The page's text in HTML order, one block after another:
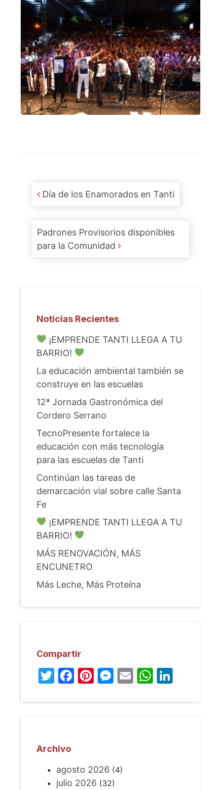
Post navigation
Día de los Enamorados en Tanti
Padrones Provisorios disponibles
para la Comunidad
Noticias Recientes
¡EMPRENDE TANTI LLEGA A TU
BARRIO!
La educación ambiental también se
construye en las escuelas
12ª Jornada Gastronómica del
Cordero Serrano
TecnoPresente fortalece la
educación con más tecnología
para las escuelas de Tanti
Continúan las tareas de
demarcación vial sobre calle Santa
Fe
¡EMPRENDE TANTI LLEGA A TU
BARRIO!
MÁS RENOVACIÓN, MÁS
ENCUNETRO
Más Leche, Más Proteína
Compartir
Twitter
Facebook
Pinterest
Messenger
Email
Archivo
agosto 2026 (4)
julio 2026 (32)